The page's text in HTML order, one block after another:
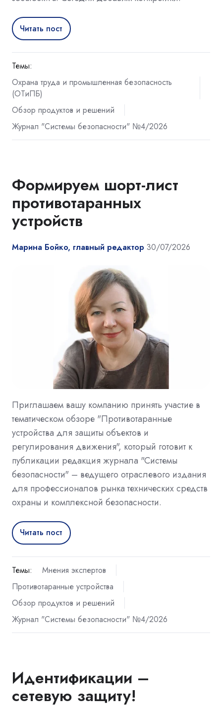
Читать пост
Темы:
Охрана труда и промышленная безопасность
(ОТиПБ)
Обзор продуктов и решений
Журнал "Системы безопасности" №4/2026
Формируем шорт-лист
противотаранных
устройств
Марина Бойко, главный редактор 30/07/2026
Приглашаем вашу компанию принять участие в
тематическом обзоре "Противотаранные
устройства для защиты объектов и
регулирования движения", который готовит к
публикации редакция журнала "Системы
безопасности" – ведущего отраслевого издания
для профессионалов рынка технических средств
охраны и комплексной безопасности.
Читать пост
Темы:
Мнения экспертов
Противотаранные устройства
Обзор продуктов и решений
Журнал "Системы безопасности" №4/2026
Идентификации –
сетевую защиту!